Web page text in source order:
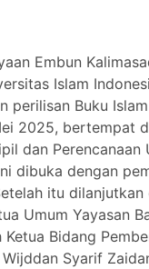
Embun
Islam
perilisan Buku
2025, bertempat
dan Perencanaan
dibuka dengan
itu dilanjutkan
Umum Yayasan
Bidang
Syarif